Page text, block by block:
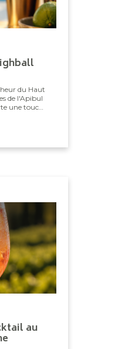
du Haut
de l'Apibul
une touche
au